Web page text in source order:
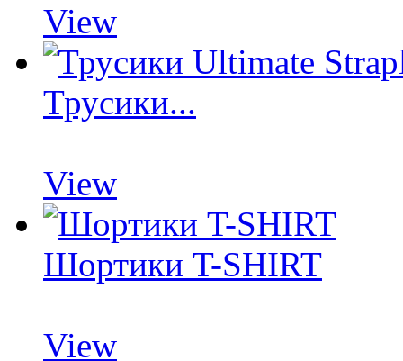
View
Трусики...
View
Шортики T-SHIRT
View